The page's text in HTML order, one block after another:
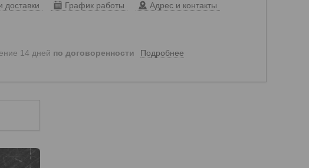
доставки График работы Адрес и контакты
14 дней по договоренности Подробнее